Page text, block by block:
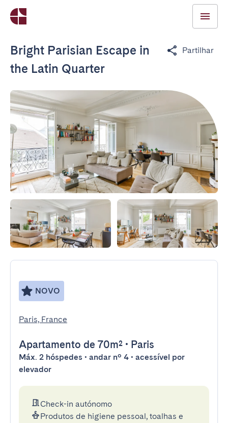
Bright Parisian Escape in
the Latin Quarter
Partilhar
NOVO
Paris, France
Apartamento de 70m² • Paris
Máx. 2 hóspedes • andar nº 4 • acessível por
elevador
Check-in autónomo
Produtos de higiene pessoal, toalhas e